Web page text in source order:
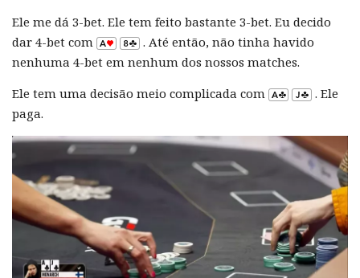
Ele me dá 3-bet. Ele tem feito bastante 3-bet. Eu decido
dar 4-bet com
. Até então, não tinha havido
nenhuma 4-bet em nenhum dos nossos matches.
Ele tem uma decisão meio complicada com
. Ele
paga.